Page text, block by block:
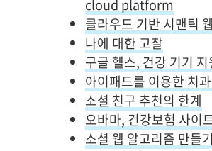
cloud platform
클라우드 기반 시맨틱
나에 대한 고찰
구글 헬스, 건강 기기
아이패드를 이용한 치
소셜 친구 추천의 한계
오바마, 건강보험 사이
소셜 웹 알고리즘 만들기